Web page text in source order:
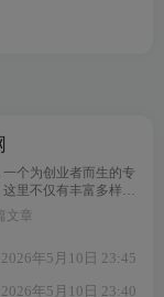
个为创业者而生的专
里不仅有丰富多样的
，还提供最新的创业资
的创业指导。无论你是
达人，创业网都能为你
文章
2026年5月10日 23:45
2026年5月10日 23:40